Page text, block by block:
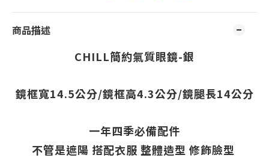
商品描述
CHILL簡約氣質眼鏡-銀
鏡框寬14.5公分/鏡框高4.3公分/鏡腿長14公分
一年四季必備配件
不管是遮陽 搭配衣服 整體造型 修飾臉型